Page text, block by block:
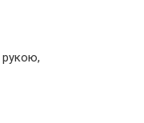
рукою,